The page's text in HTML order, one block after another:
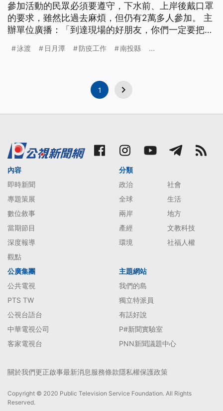
參加活動的民眾必須要遵守，下水前、上岸後戴口罩
的要求，雖然比過去麻煩，但仍有2萬多人參加。 主
辦單位廣播：「到達現場的好朋友，你們一定要把口
動的民眾記得戴上口罩，也要保持社交距離。27日南
防疫工作。 為了做好萬人
泳渡 日月潭 防疫工作 南投縣 ...
1
內容
即時新聞
專題策展
數位敘事
當期節目
深度報導
觀點
分類
政治
社會
全球
生活
兩岸
地方
產經
文教科技
環境
社福人權
公廣集團
公共電視
PTS TW
公視台語台
中華電視公司
客家電視台
主題網站
我們的島
獨立特派員
有話好說
P#新聞實驗室
PNN新聞議題中心
關於我們更正啟事最新消息服務條款隱私權保護政策
Copyright © 2020 Public Television Service Foundation. All Rights
Reserved.